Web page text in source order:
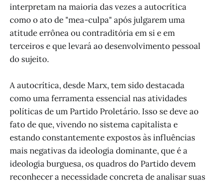
interpretam na maioria das vezes a autocrítica
como o ato de "mea-culpa" após julgarem uma
atitude errônea ou contraditória em si e em
terceiros e que levará ao desenvolvimento pessoal
do sujeito.
A autocrítica, desde Marx, tem sido destacada
como uma ferramenta essencial nas atividades
políticas de um Partido Proletário. Isso se deve ao
fato de que, vivendo no sistema capitalista e
estando constantemente expostos às influências
mais negativas da ideologia dominante, que é a
ideologia burguesa, os quadros do Partido devem
reconhecer a necessidade concreta de analisar suas